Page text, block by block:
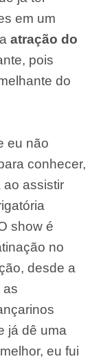
em um
atração do
pois
do
eu não
conhecer,
ao assistir
show é
no
desde a
as
já dê uma
eu fui